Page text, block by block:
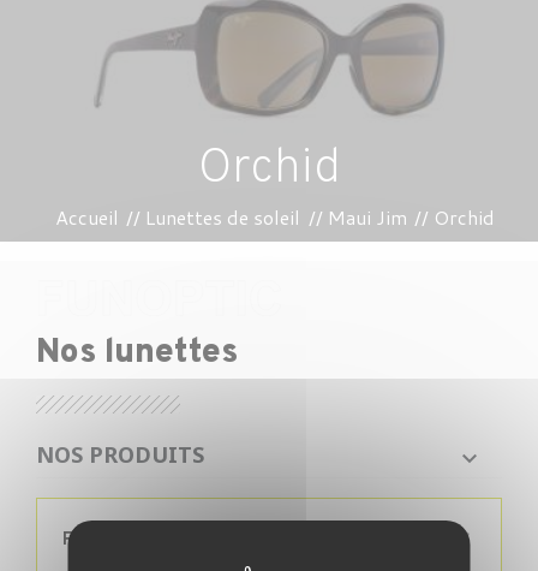
Orchid
Accueil Lunettes de soleil Maui Jim Orchid
Nos lunettes
NOS PRODUITS
PRIX 